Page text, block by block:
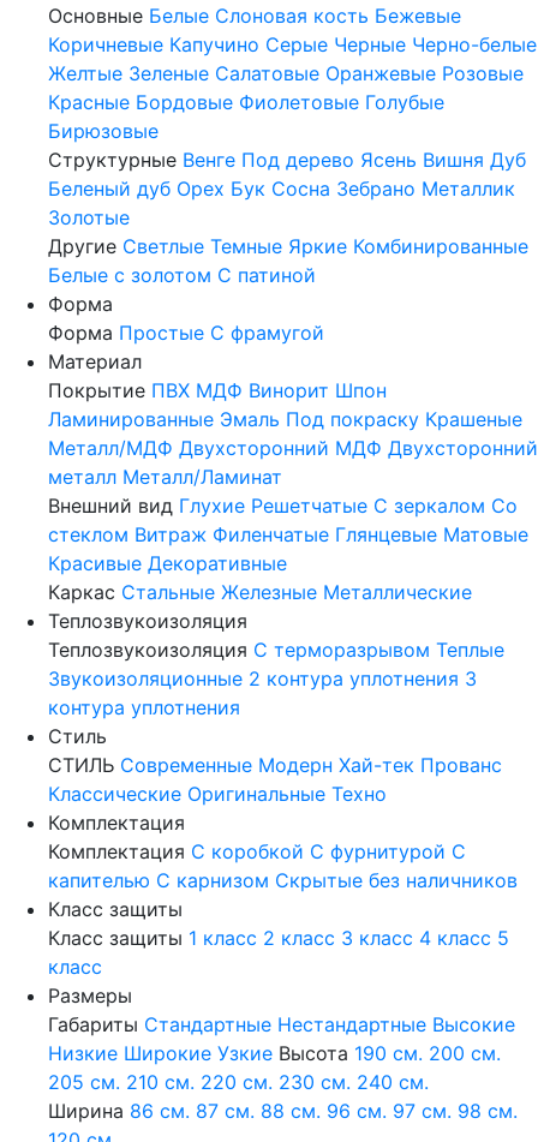
Основные Белые Слоновая кость Бежевые
Коричневые Капучино Серые Черные Черно-белые
Желтые Зеленые Салатовые Оранжевые Розовые
Красные Бордовые Фиолетовые Голубые
Бирюзовые
Структурные Венге Под дерево Ясень Вишня Дуб
Беленый дуб Орех Бук Сосна Зебрано Металлик
Золотые
Другие Светлые Темные Яркие Комбинированные
Белые с золотом С патиной
Форма
Форма Простые С фрамугой
Материал
Покрытие ПВХ МДФ Винорит Шпон
Ламинированные Эмаль Под покраску Крашеные
Металл/МДФ Двухсторонний МДФ Двухсторонний
металл Металл/Ламинат
Внешний вид Глухие Решетчатые С зеркалом Со
стеклом Витраж Филенчатые Глянцевые Матовые
Красивые Декоративные
Каркас Стальные Железные Металлические
Теплозвукоизоляция
Теплозвукоизоляция С терморазрывом Теплые
Звукоизоляционные 2 контура уплотнения 3
контура уплотнения
Стиль
СТИЛЬ Современные Модерн Хай-тек Прованс
Классические Оригинальные Техно
Комплектация
Комплектация С коробкой С фурнитурой С
капителью С карнизом Скрытые без наличников
Класс защиты
Класс защиты 1 класс 2 класс 3 класс 4 класс 5
класс
Размеры
Габариты Стандартные Нестандартные Высокие
Низкие Широкие Узкие Высота 190 см. 200 см.
205 см. 210 см. 220 см. 230 см. 240 см.
Ширина 86 см. 87 см. 88 см. 96 см. 97 см. 98 см.